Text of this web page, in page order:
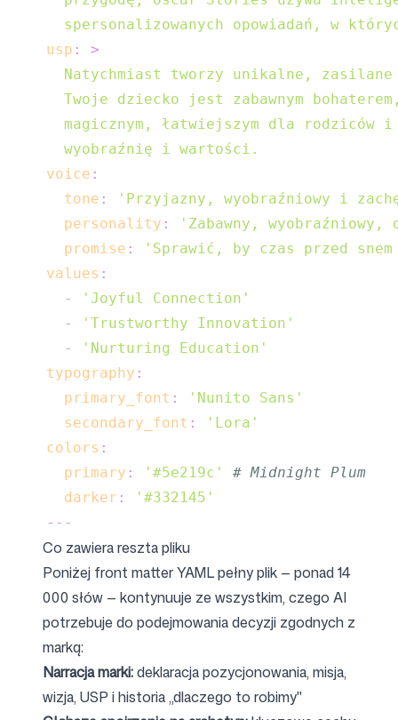
spersonalizowanych opowiadań, w
usp : >
  wyobraźnię i wartości.
voice :
tone :
'Przyjazny, wyobraźniowy i
personality :
'Zabawny,
promise :
'Sprawić, by czas przed snem
values :
-
'Joyful Connection'
-
'Trustworthy Innovation'
-
'Nurturing Education'
typography :
primary_font :
'Nunito Sans'
secondary_font :
'Lora'
colors :
primary : '#5e219c'
# Midnight Plum
darker :
'#332145'
---
Co zawiera reszta pliku
Poniżej front matter YAML pełny plik — ponad 14
000 słów — kontynuuje ze wszystkim, czego AI
potrzebuje do podejmowania decyzji zgodnych z
marką:
Narracja marki:deklaracja pozycjonowania, misja,
wizja, USP i historia „dlaczego to robimy"